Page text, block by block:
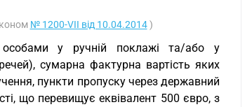
№ 1200-VII від 10.04.2014)
у ручній поклажі та/або у
сумарна фактурна вартість яких
пункти пропуску через державний
що перевищує еквівалент 500 євро, з